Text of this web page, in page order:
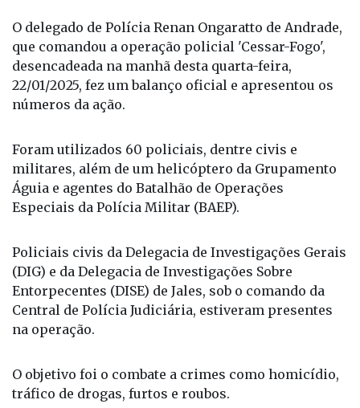
Da Redação
Odelegado de Polícia Renan Ongaratto de Andrade,
que comandou a operação policial 'Cessar-Fogo',
desencadeada na manhã desta quarta-feira,
números da ação.
Foram utilizados 60 policiais, dentre civis e
militares, além de um helicóptero da Grupamento
Especiais da Polícia Militar (BAEP).
Policiais civis da Delegacia de Investigações Gerais
(DIG) e da Delegacia de Investigações Sobre
Entorpecentes (DISE) de Jales, sob o comando da
na operação.